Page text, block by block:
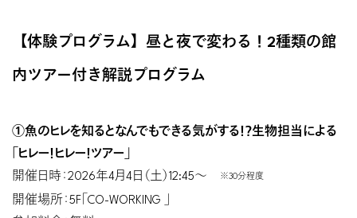
【体験プログラム】昼と夜で変わる！2種類の館
内ツアー付き解説プログラム
①魚のヒレを知るとなんでもできる気がする！？生物担当による
「ヒレー！ヒレー！ツアー」
開催日時：2026年4月4日（土）12:45〜
※30分程度
開催場所：5F「CO-WORKING 」